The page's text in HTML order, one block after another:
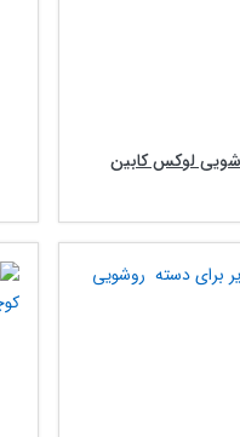
لوکس کابین